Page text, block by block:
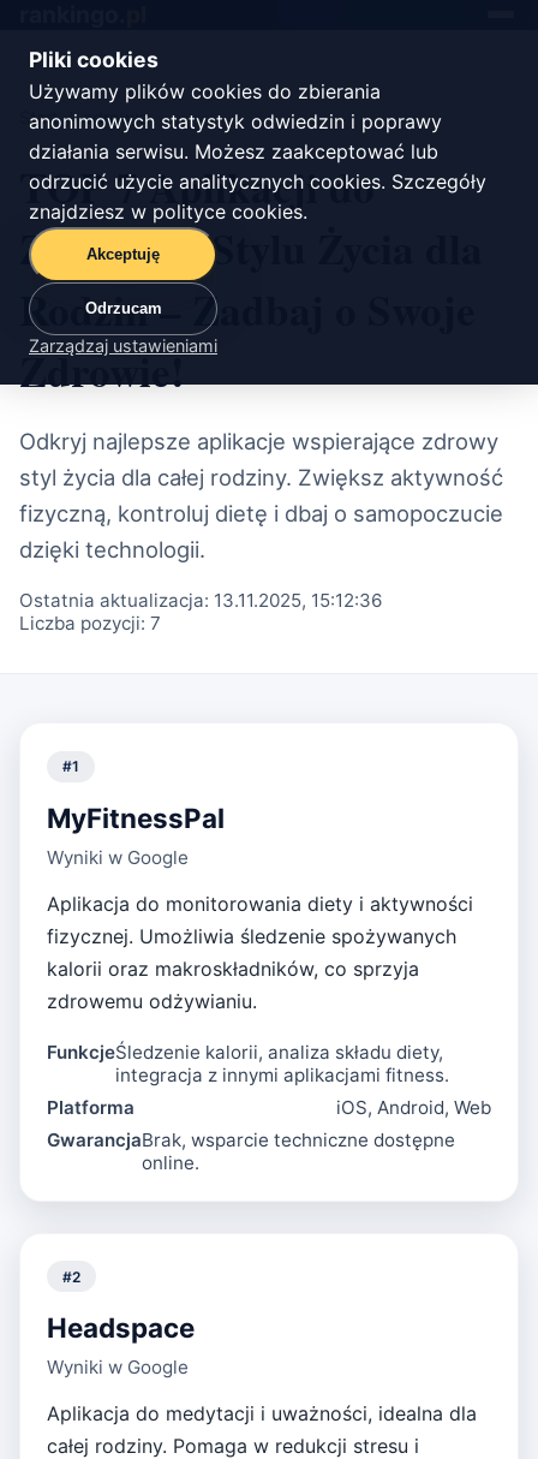
Pliki cookies
Używamy plików cookies do zbierania
anonimowych statystyk odwiedzin i poprawy
działania serwisu. Możesz zaakceptować lub
odrzucić użycie analitycznych cookies. Szczegóły
znajdziesz w polityce cookies.
Akceptuję
Odrzucam
Zarządzaj ustawieniami
Start/zdrowie
TOP 7 Aplikacji do
Zdrowego Stylu Życia dla
Rodzin – Zadbaj o Swoje
Zdrowie!
Odkryj najlepsze aplikacje wspierające zdrowy
styl życia dla całej rodziny. Zwiększ aktywność
fizyczną, kontroluj dietę i dbaj o samopoczucie
dzięki technologii.
Ostatnia aktualizacja: 13.11.2025, 15:12:36
Liczba pozycji: 7
#1
MyFitnessPal
Wyniki w Google
Aplikacja do monitorowania diety i aktywności
fizycznej. Umożliwia śledzenie spożywanych
kalorii oraz makroskładników, co sprzyja
zdrowemu odżywianiu.
FunkcjeŚledzenie kalorii, analiza składu diety,
integracja z innymi aplikacjami fitness.
Platforma
iOS, Android, Web
GwarancjaBrak, wsparcie techniczne dostępne
online.
#2
Headspace
Wyniki w Google
Aplikacja do medytacji i uważności, idealna dla
całej rodziny. Pomaga w redukcji stresu i